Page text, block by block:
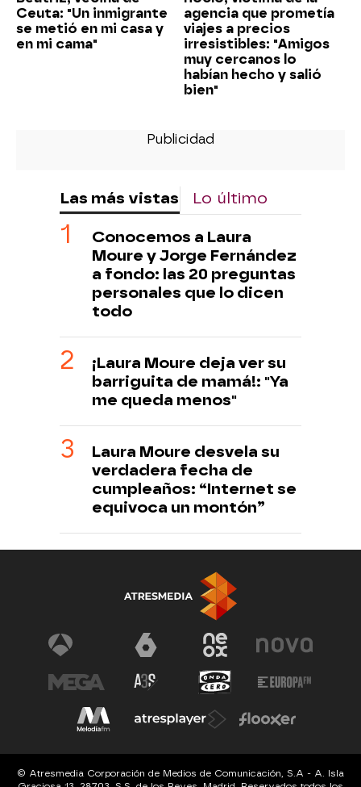
Ceuta: "Un inmigrante
se metió en mi casa y
en mi cama"
agencia que prometía
viajes a precios
irresistibles: "Amigos
muy cercanos lo
habían hecho y salió
bien"
Las más vistas Lo último
Conocemos a Laura
Moure y Jorge Fernández
a fondo: las 20 preguntas
personales que lo dicen
todo
¡Laura Moure deja ver su
barriguita de mamá!: "Ya
me queda menos"
Laura Moure desvela su
verdadera fecha de
cumpleaños: “Internet se
equivoca un montón”
© Atresmedia Corporación de Medios de Comunicación, S.A - A. Isla